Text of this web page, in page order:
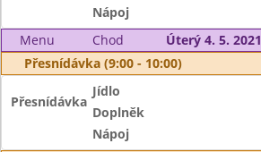
Nápoj
Menu
Chod
Úterý 4. 5. 2021
Přesnídávka (9:00 - 10:00)
Přesnídávka
Jídlo
Doplněk
Nápoj